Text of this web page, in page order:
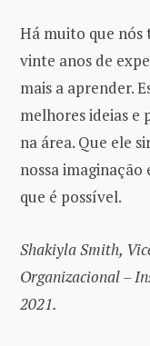
Há muito que
vinte anos de
mais a aprender.
melhores ideias e
na área. Que ele
nossa
que é possível.
Shakiyla Smith,
Organizacional –
2021.